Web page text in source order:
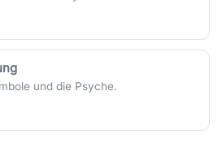
und die Psyche.